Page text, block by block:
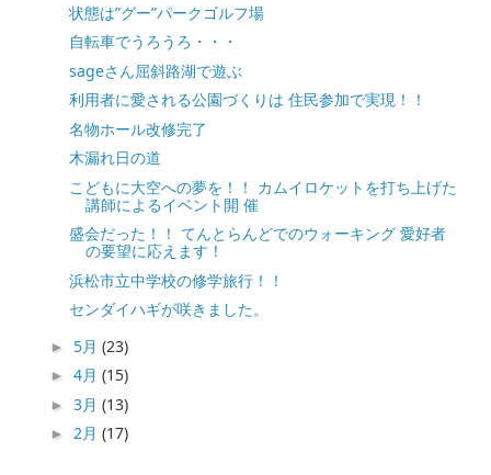
状態は”グー”パークゴルフ場
自転車でうろうろ・・・
sageさん屈斜路湖で遊ぶ
利用者に愛される公園づくりは 住民参加で実現！！
名物ホール改修完了
木漏れ日の道
こどもに大空への夢を！！ カムイロケットを打ち上げた
講師によるイベント開 催
盛会だった！！ てんとらんどでのウォーキング 愛好者
の要望に応えます！
浜松市立中学校の修学旅行！！
センダイハギが咲きました。
► 5月(23)
►4月(15)
►3月(13)
► 2月(17)